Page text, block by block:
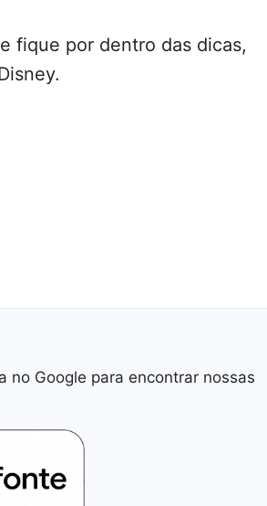
fique por dentro das dicas,
no Google para encontrar nossas